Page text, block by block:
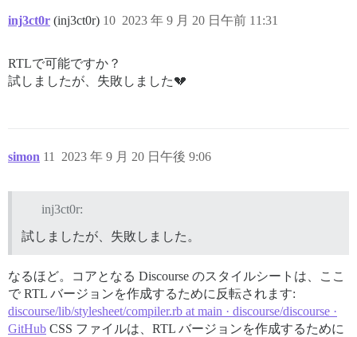
inj3ct0r (inj3ct0r) 2023 年 9 月 20 日午前 11:31
10
RTLで可能ですか？
試しましたが、失敗しました💔
simon 2023 年 9 月 20 日午後 9:06
11
inj3ct0r:
試しましたが、失敗しました。
なるほど。コアとなる Discourse のスタイルシートは、ここ
で RTL バージョンを作成するために反転されます:
discourse/lib/stylesheet/compiler.rb at main · discourse/discourse ·
GitHub CSS ファイルは、RTL バージョンを作成するために